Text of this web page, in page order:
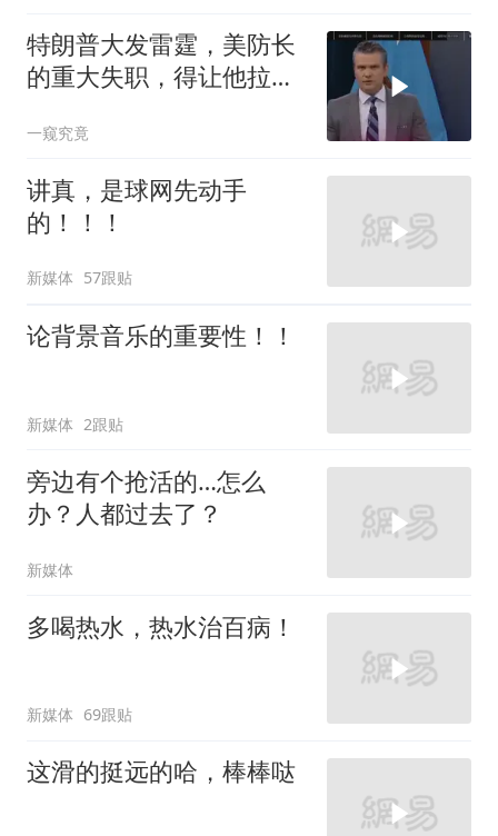
特朗普大发雷霆，美防长
的重大失职，得让他拉下
一窥究竟
讲真，是球网先动手
的！！！
新媒体 57跟贴
论背景音乐的重要性！！
新媒体 2跟贴
旁边有个抢活的…怎么
办？人都过去了？
新媒体
多喝热水，热水治百病！
新媒体 69跟贴
这滑的挺远的哈，棒棒哒